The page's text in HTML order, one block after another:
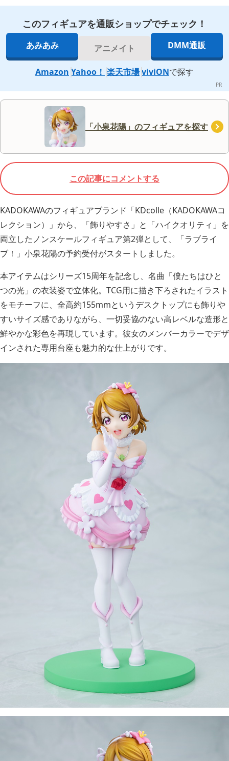
このフィギュアを通販ショップでチェック！
あみあみ アニメイト DMM通販
Amazon Yahoo！ 楽天市場 viviONで探す
「小泉花陽」のフィギュアを探す
この記事にコメントする
KADOKAWAのフィギュアブランド「KDcolle（KADOKAWAコ
レクション）」から、「飾りやすさ」と「ハイクオリティ」を
両立したノンスケールフィギュア第2弾として、「ラブライ
ブ！」小泉花陽の予約受付がスタートしました。
本アイテムはシリーズ15周年を記念し、名曲「僕たちはひと
つの光」の衣装姿で立体化。TCG用に描き下ろされたイラスト
をモチーフに、全高約155mmというデスクトップにも飾りや
すいサイズ感でありながら、一切妥協のない高レベルな造形と
鮮やかな彩色を再現しています。彼女のメンバーカラーでデザ
インされた専用台座も魅力的な仕上がりです。